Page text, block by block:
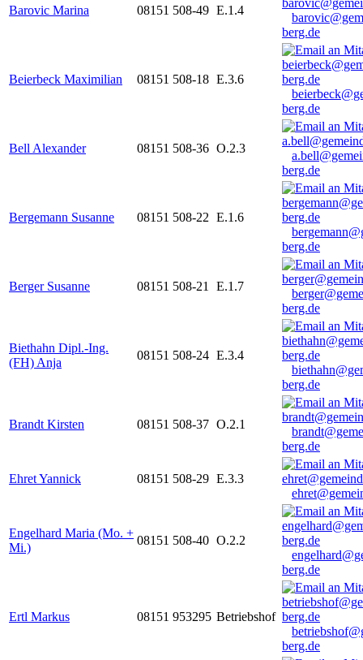
Barovic Marina 08151 508-49 E.1.4
berg.de
Beierbeck Maximilian 08151 508-18 E.3.6
berg.de
Bell Alexander 08151 508-36 O.2.3
berg.de
Bergemann Susanne 08151 508-22 E.1.6
berg.de
Berger Susanne 08151 508-21 E.1.7
berg.de
Biethahn Dipl.-Ing.
(FH) Anja
08151 508-24 E.3.4
berg.de
Brandt Kirsten 08151 508-37 O.2.1
berg.de
Ehret Yannick 08151 508-29 E.3.3
Engelhard Maria (Mo. +
Mi.)
08151 508-40 O.2.2
berg.de
Ertl Markus 08151 953295 Betriebshof
berg.de